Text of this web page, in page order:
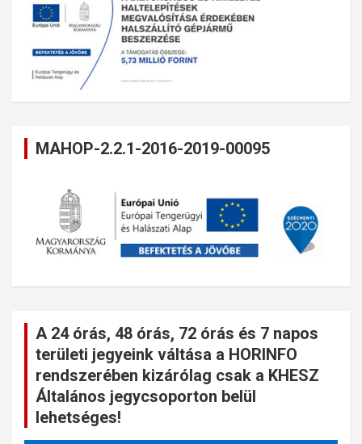
MAHOP-2.2.1-2016-2019-00095
A 24 órás, 48 órás, 72 órás és 7 napos
területi jegyeink váltása a HORINFO
rendszerében kizárólag csak a KHESZ
Általános jegycsoporton belül
lehetséges!